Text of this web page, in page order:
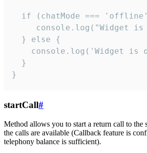
if (chatMode ===
console.log("Widget is
  } else {
console.log('Widget is
  }
}
startCall#
Method allows you to start a return call to the
the calls are available (Callback feature is
telephony balance is sufficient).